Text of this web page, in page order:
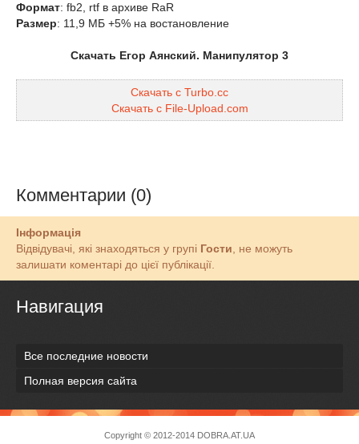
Формат: fb2, rtf в архиве RaR
Размер: 11,9 МБ +5% на востановление
Скачать Егор Аянский. Манипулятор 3
Скачать с Turbo.cc
Скачать с File-Upload.com
Комментарии (0)
Інформація
Відвідувачі, які знаходяться у групі Гости , не можуть
залишати коментарі до цієї публікації.
Навигация
Все последние новости
Полная версия сайта
Copyright © 2012-2014 DOBRA.AT.UA